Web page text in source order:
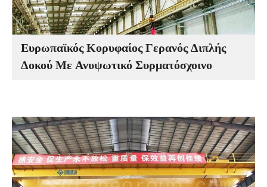
Ευρωπαϊκός Κορυφαίος Γερανός Διπλής
Δοκού Με Ανυψωτικό Συρματόσχοινο